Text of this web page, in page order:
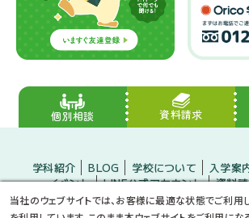
個別相談 資料請求
学科紹介 BLOG 学校について 入学案
イベント
LINE公式アカウント 資料
入学をお考えの方
保護者の方
小・中学生のみなさんへ
プライバシーポリ
当社のウェブサイトでは、お客様に最適な状態でご利用